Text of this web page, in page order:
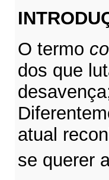
O termo
dos que
atual
se querer